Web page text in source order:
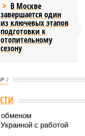
В Москве
завершается один
из ключевых этапов
подготовки к
отопительному
сезону
0
человечеству свой